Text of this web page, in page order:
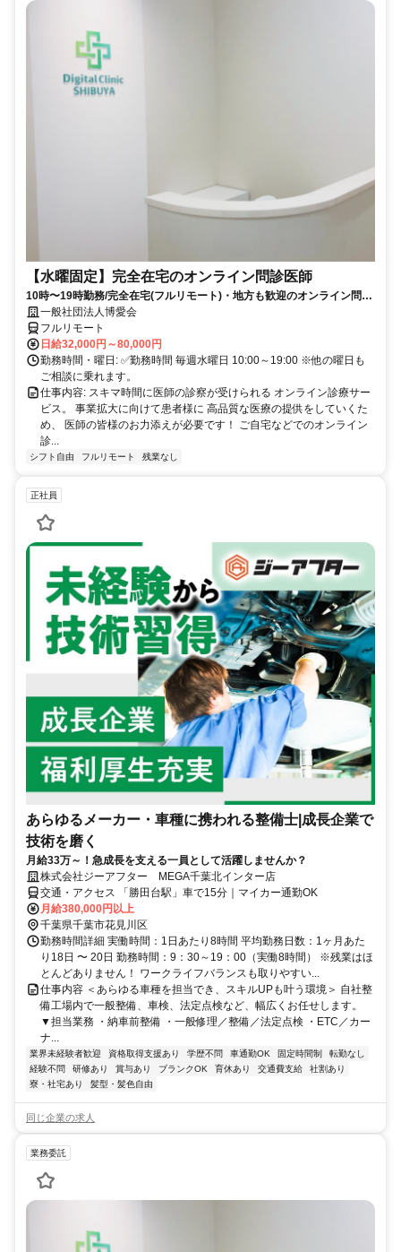
【水曜固定】完全在宅のオンライン問診医師
10時〜19時勤務/完全在宅(フルリモート)・地方も歓迎のオンライン問診
業務一般社団法人博愛会
フルリモート
日給32,000円～80,000円
勤務時間・曜日: ✅勤務時間 毎週水曜日 10:00～19:00 ※他の曜日も
ご相談に乗れます。
仕事内容: スキマ時間に医師の診察が受けられる オンライン診療サー
ビス。 事業拡大に向けて患者様に 高品質な医療の提供をしていくた
め、 医師の皆様のお力添えが必要です！ ご自宅などでのオンライン
診...
シフト自由 フルリモート 残業なし
正社員
あらゆるメーカー・車種に携われる整備士|成長企業で
技術を磨く
月給33万～！急成長を支える一員として活躍しませんか？
株式会社ジーアフター MEGA千葉北インター店
交通・アクセス 「勝田台駅」車で15分｜マイカー通勤OK
月給380,000円以上
千葉県千葉市花見川区
勤務時間詳細 実働時間：1日あたり8時間 平均勤務日数：1ヶ月あた
り18日 〜 20日 勤務時間：9：30～19：00（実働8時間） ※残業はほ
とんどありません！ ワークライフバランスも取りやすい...
仕事内容 ＜あらゆる車種を担当でき、スキルUPも叶う環境＞ 自社整
備工場内で一般整備、車検、法定点検など、幅広くお任せします。
▼担当業務 ・納車前整備 ・一般修理／整備／法定点検 ・ETC／カー
ナ...
業界未経験者歓迎 資格取得支援あり 学歴不問 車通勤OK 固定時間制
転勤なし
経験不問
研修あり 賞与あり ブランクOK 育休あり 交通費支給
社割あり
寮・社宅あり
髪型・髪色自由
同じ企業の求人
業務委託